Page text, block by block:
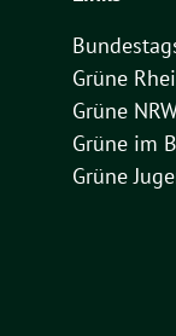
Grüne
Grüne
Grüne im
Grüne